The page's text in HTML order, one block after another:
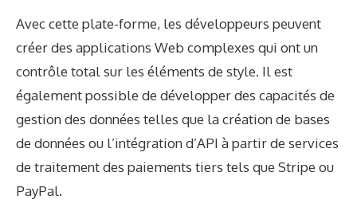
Avec cette plate-forme, les développeurs peuvent
créer des applications Web complexes qui ont un
contrôle total sur les éléments de style. Il est
également possible de développer des capacités de
gestion des données telles que la création de bases
de données ou l’intégration d’API à partir de services
de traitement des paiements tiers tels que Stripe ou
PayPal.